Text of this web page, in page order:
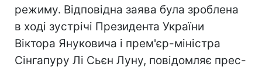
режиму. Відповідна заява була зроблена
в ході зустрічі Президента України
Віктора Януковича і прем'єр-міністра
Сінгапуру Лі Сьєн Луну, повідомляє прес-